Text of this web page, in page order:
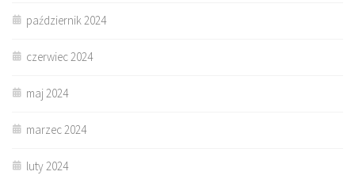
październik 2024
czerwiec 2024
maj 2024
marzec 2024
luty 2024